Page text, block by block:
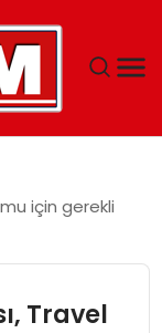
için gerekli
Travel